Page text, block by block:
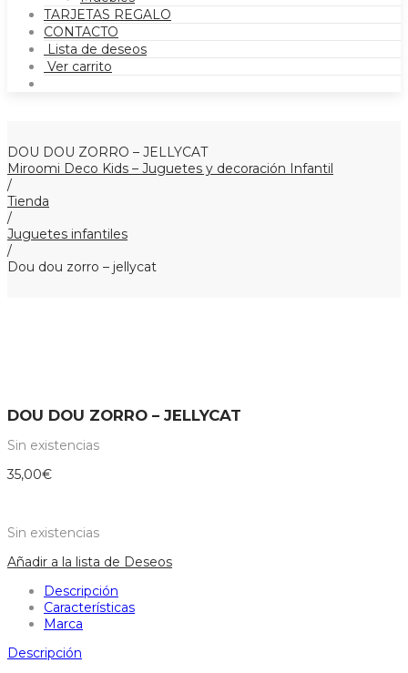
TARJETAS REGALO
CONTACTO
Lista de deseos
Ver carrito
DOU DOU ZORRO – JELLYCAT
Miroomi Deco Kids – Juguetes y decoración Infantil
/
Tienda
/
Juguetes infantiles
/
Dou dou zorro – jellycat
DOU DOU ZORRO – JELLYCAT
Sin existencias
35,00€
Sin existencias
Añadir a la lista de Deseos
Descripción
Características
Marca
Descripción